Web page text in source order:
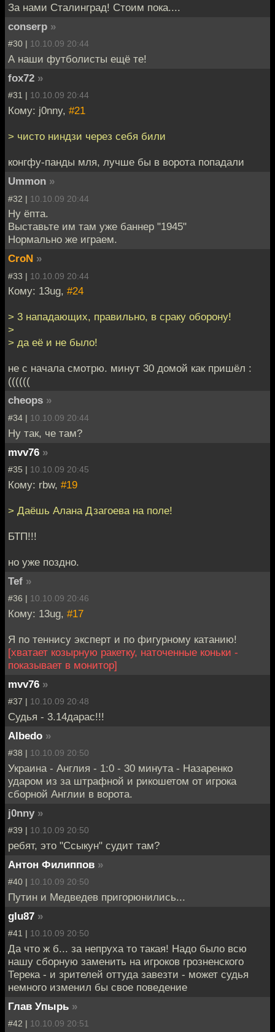
За нами Сталинград! Стоим пока....
conserp »
#30 | 10.10.09 20:44
А наши футболисты ещё те!
fox72 »
#31 | 10.10.09 20:44
Кому: j0nny, #21
> чисто ниндзи через себя били
конгфу-панды мля, лучше бы в ворота попадали
Ummon »
#32 | 10.10.09 20:44
Ну ёпта.
Выставьте им там уже баннер "1945"
Нормально же играем.
CroN »
#33 | 10.10.09 20:44
Кому: 13ug, #24
> 3 нападающих, правильно, в сраку оборону!
>
> да её и не было!
не с начала смотрю. минут 30 домой как пришёл :
((((((
cheops »
#34 | 10.10.09 20:44
Ну так, че там?
mvv76 »
#35 | 10.10.09 20:45
Кому: rbw, #19
> Даёшь Алана Дзагоева на поле!
БТП!!!
но уже поздно.
Tef »
#36 | 10.10.09 20:46
Кому: 13ug, #17
Я по теннису эксперт и по фигурному катанию!
[хватает козырную ракетку, наточенные коньки -
показывает в монитор]
mvv76 »
#37 | 10.10.09 20:48
Судья - 3.14дарас!!!
Albedo »
#38 | 10.10.09 20:50
Украина - Англия - 1:0 - 30 минута - Назаренко
ударом из за штрафной и рикошетом от игрока
cборной Англии в ворота.
j0nny »
#39 | 10.10.09 20:50
ребят, это "Ссыкун" судит там?
Антон Филиппов »
#40 | 10.10.09 20:50
Путин и Медведев пригорюнились...
glu87 »
#41 | 10.10.09 20:50
Да что ж б... за непруха то такая! Надо было всю
нашу сборную заменить на игроков грозненского
Терека - и зрителей оттуда завезти - может судья
немного изменил бы свое поведение
Глав Упырь »
#42 | 10.10.09 20:51